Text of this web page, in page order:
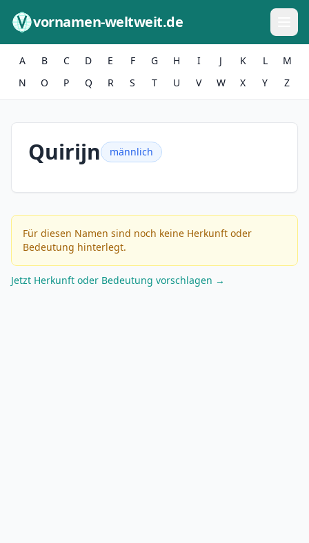
vornamen-weltweit.de
A B C D E F G H I J K L
M
N
O P Q R S T U V W X Y Z
Quirijn männlich
Für diesen Namen sind noch keine Herkunft oder
Bedeutung hinterlegt.
Jetzt Herkunft oder Bedeutung vorschlagen →